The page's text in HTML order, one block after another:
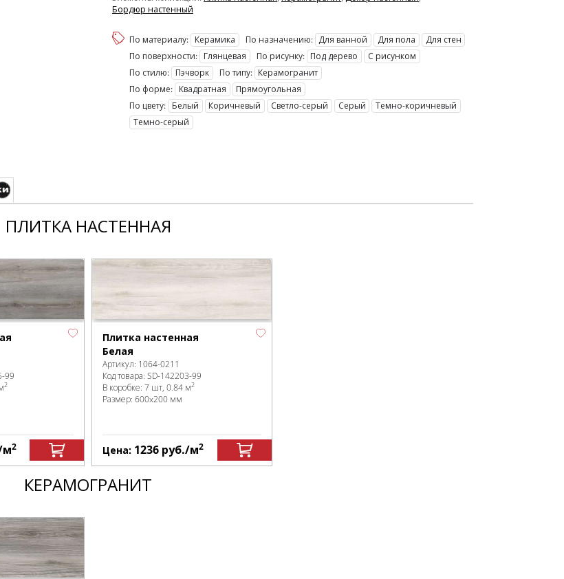
Бордюр настенный
По материалу: Керамика По назначению: Для ванной Для пола
Для стен
По поверхности:
Глянцевая По рисунку: Под дерево
С рисунком
По стилю:
Пэчворк По типу:
Керамогранит
По форме:
Квадратная
Прямоугольная
По цвету:
Белый Коричневый Светло-серый Серый
Темно-коричневый
Темно-серый
ПЛИТКА НАСТЕННАЯ
-99
2
2
Плитка настенная
Белая
Артикул: 1064-0211
Код товара: SD-142203-99
В коробке: 7 шт, 0.84 м2
Размер: 600x200 мм
Цена: 1236 руб./м2
КЕРАМОГРАНИТ